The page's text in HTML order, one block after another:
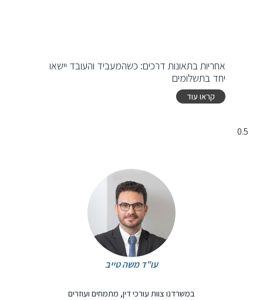
אחריות בתאונות דרכים: כשהמעביד והעובד יישאו
יחד בתשלומים
קראו עוד
עו"ד משה טייב
במשרדנו צוות עורכי דין, מתמחים ועוזרים